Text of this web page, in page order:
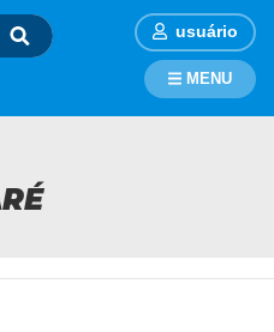
usuário
MENU